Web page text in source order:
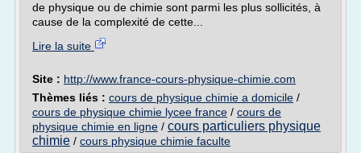
de physique ou de chimie sont parmi les plus sollicités, à
cause de la complexité de cette...
Lire la suite
Site : http://www.france-cours-physique-chimie.com
Thèmes liés : cours de physique chimie a domicile /
cours de physique chimie lycee france / cours de
physique chimie en ligne / cours particuliers physique
chimie / cours physique chimie faculte